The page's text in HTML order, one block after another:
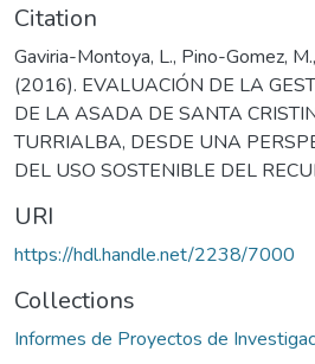
Citation
Gaviria-Montoya, L., Pino-Gomez,
(2016). EVALUACIÓN DE LA
DE LA ASADA DE SANTA
TURRIALBA, DESDE UNA
DEL USO SOSTENIBLE DEL
URI
https://hdl.handle.net/2238/7000
Collections
Informes de Proyectos de